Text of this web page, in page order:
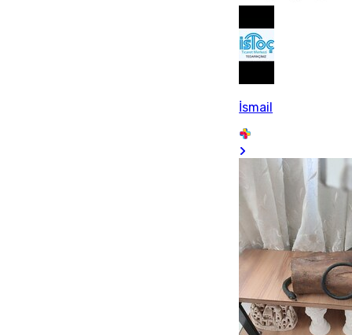
İsmail